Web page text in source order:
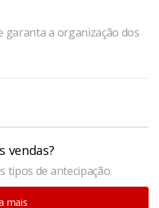
garanta a organização dos
vendas?
tipos de antecipação.
mais